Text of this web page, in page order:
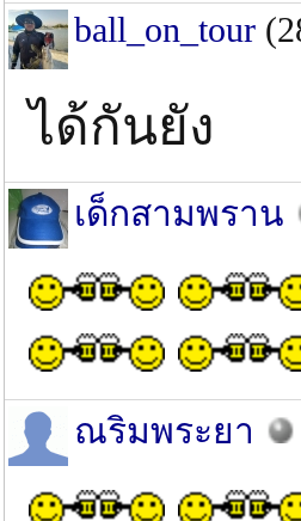
ball_on_tour
ได้กันยัง
เด็กสามพราน
ณริมพระยา